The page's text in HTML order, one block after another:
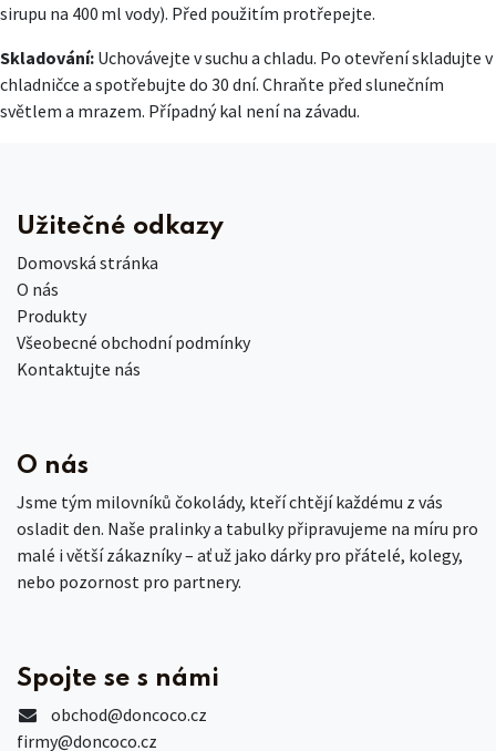
sirupu na 400 ml vody). Před použitím protřepejte.
Skladování: Uchovávejte v suchu a chladu. Po otevření skladujte v
chladničce a spotřebujte do 30 dní. Chraňte před slunečním
světlem a mrazem. Případný kal není na závadu.
Užitečné odkazy
Domovská stránka
O nás
Produkty
Všeobecné obchodní podmínky
Kontaktujte nás
O nás
Jsme tým milovníků čokolády, kteří chtějí každému z vás
osladit den. Naše pralinky a tabulky připravujeme na míru pro
malé i větší zákazníky – ať už jako dárky pro přátelé, kolegy,
nebo pozornost pro partnery.
Spojte se s námi
obchod@doncoco.cz
firmy@doncoco.cz